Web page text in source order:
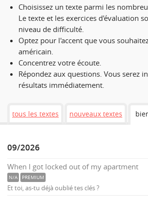
Choisissez un texte parmi les
Le texte et les exercices d'évaluation
niveau de difficulté.
Optez pour l'accent que vous
américain.
Concentrez votre écoute.
Répondez aux questions. Vous serez
résultats immédiatement.
tous les textes nouveaux textes
09/2026
When I got locked out of my apartment
N/A PREMIUM
Et toi, as-tu déjà oublié tes clés ?